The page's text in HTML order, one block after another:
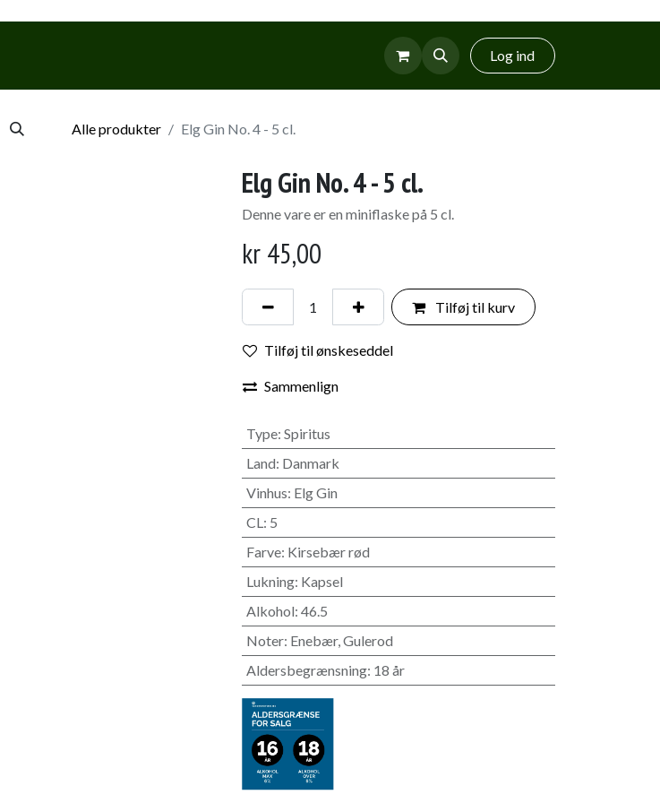
Log ind
Alle produkter Elg Gin No. 4 - 5 cl.
Elg Gin No. 4 - 5 cl.
Denne vare er en miniflaske på 5 cl.
kr45,00
Tilføj til kurv
Tilføj til ønskeseddel
Sammenlign
Type: Spiritus
Land: Danmark
Vinhus: Elg Gin
CL : 5
Farve: Kirsebær rød
Lukning: Kapsel
Alkohol: 46.5
Noter: Enebær, Gulerod
Aldersbegrænsning: 18 år